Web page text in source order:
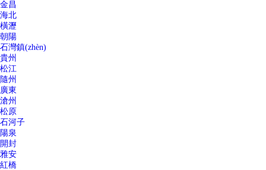
金昌
海北
橫瀝
朝陽
石灣鎮(zhèn)
貴州
松江
隨州
廣東
滄州
松原
石河子
陽泉
開封
雅安
紅橋